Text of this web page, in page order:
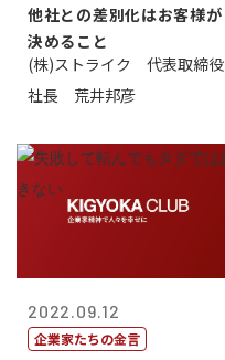
他社との差別化はお客様が
決めること
(株)ストライク 代表取締役
社長 荒井邦彦
2022.09.12
企業家たちの金言